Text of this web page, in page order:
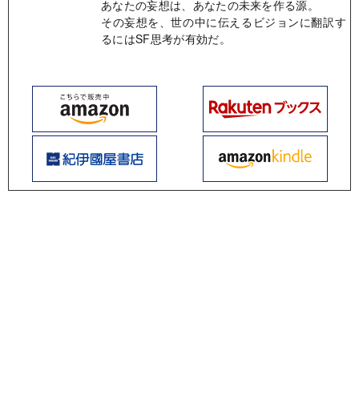
あなたの妄想は、あなたの未来を作る源。
その妄想を、世の中に伝えるビジョンに翻訳す
るにはSF思考が有効だ。